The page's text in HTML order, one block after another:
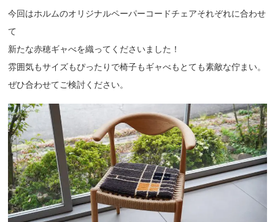
今回はホルムのオリジナルペーパーコードチェアそれぞれに合わせ
て
新たな赤穂ギャべを織ってくださいました！
雰囲気もサイズもぴったりで椅子もギャべもとても素敵な佇まい。
ぜひ合わせてご検討ください。